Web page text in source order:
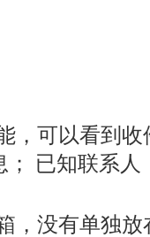
，可以看到
已知联系人
，没有单独